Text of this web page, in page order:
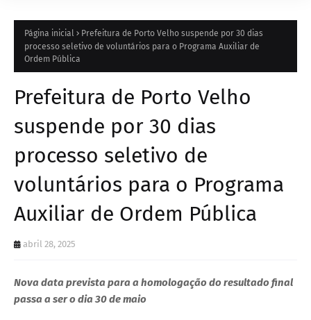
Página inicial
Prefeitura de Porto Velho suspende por 30 dias
processo seletivo de voluntários para o Programa Auxiliar de
Ordem Pública
Prefeitura de Porto Velho
suspende por 30 dias
processo seletivo de
voluntários para o Programa
Auxiliar de Ordem Pública
abril 28, 2025
Nova data prevista para a homologação do resultado final
passa a ser o dia 30 de maio